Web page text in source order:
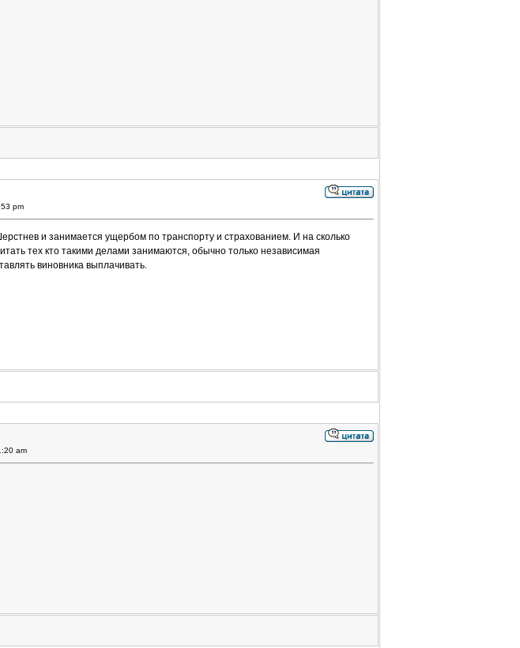
pm
и занимается ущербом по транспорту и страхованием. И на сколько
тех кто такими делами занимаются, обычно только независимая
виновника выплачивать.
am